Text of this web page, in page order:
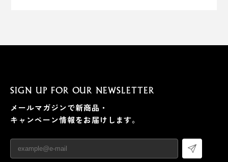
SIGN UP FOR OUR NEWSLETTER
メールマガジンで新商品・
キャンペーン情報をお届けします。